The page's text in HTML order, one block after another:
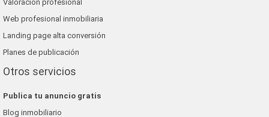
Valoración profesional
Web profesional inmobiliaria
Landing page alta conversión
Planes de publicación
Otros servicios
Publica tu anuncio gratis
Blog inmobiliario